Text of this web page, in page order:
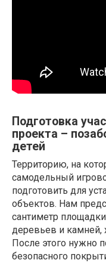
Подготовка
проекта –
детей
Территорию, на
самодельный
подготовить для
объектов. Нам
сантиметр
деревьев и
После этого нужно
безопасного